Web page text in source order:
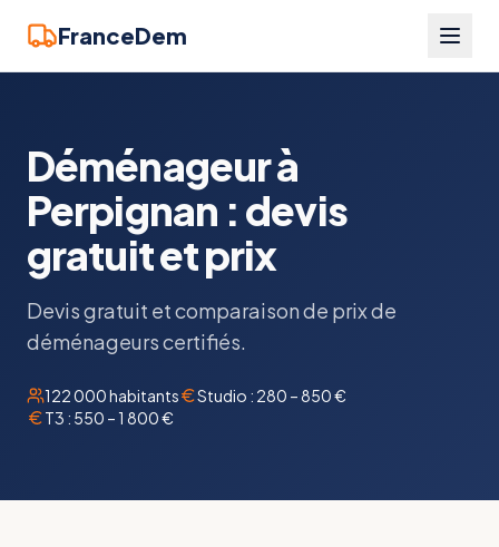
FranceDem
Déménageur à
Perpignan : devis
gratuit et prix
Devis gratuit et comparaison de prix de
déménageurs certifiés.
122 000habitants Studio : 280 – 850 €
T3 : 550 – 1 800 €